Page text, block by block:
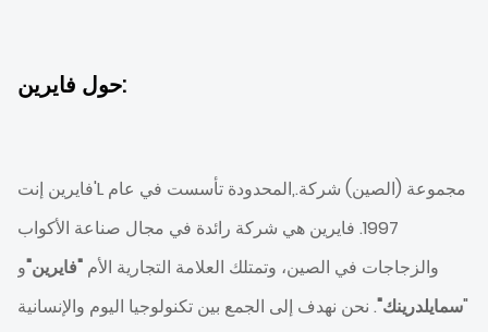
حول فايرين:
فايرين إنت'L مجموعة (الصين) شركة.,المحدودة تأسست في عام
1997. فايرين هي شركة رائدة في مجال صناعة الأكواب
والزجاجات في الصين، وتمتلك العلامة التجارية الأم "فايرين"و
"سمايلدرينك". نحن نهدف إلى الجمع بين تكنولوجيا اليوم والإنسانية